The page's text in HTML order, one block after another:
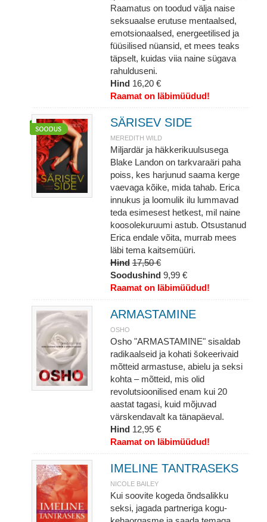
Raamatus on toodud välja naise
seksuaalse erutuse mentaalsed,
emotsionaalsed, energeetilised ja
füüsilised nüansid, et mees teaks
täpselt, kuidas viia naine sügava
rahulduseni.
Hind 16,20 €
Raamat on läbimüüdud!
SÄRISEV SIDE
MEREDITH WILD
Miljardär ja häkkerikuulsusega
Blake Landon on tarkvaraäri paha
poiss, kes harjunud saama kerge
vaevaga kõike, mida tahab. Erica
innukus ja loomulik ilu lummavad
teda esimesest hetkest, mil naine
koosolekuruumi astub. Otsustanud
Erica endale võita, murrab mees
läbi tema kaitsemüüri.
Hind 17,50 €
Soodushind 9,99 €
Raamat on läbimüüdud!
ARMASTAMINE
OSHO
Osho "ARMASTAMINE" sisaldab
radikaalseid ja kohati šokeerivaid
mõtteid armastuse, abielu ja seksi
kohta – mõtteid, mis olid
revolutsioonilised enam kui 20
aastat tagasi, kuid mõjuvad
värskendavalt ka tänapäeval.
Hind 12,95 €
Raamat on läbimüüdud!
IMELINE TANTRASEKS
NICOLE BAILEY
Kui soovite kogeda õndsalikku
seksi, jagada partneriga kogu-